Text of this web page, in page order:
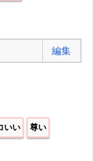
編集
いい 尊い